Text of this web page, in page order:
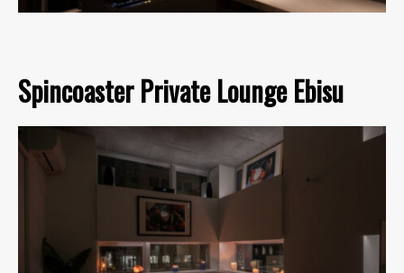
Spincoaster Private Lounge Ebisu